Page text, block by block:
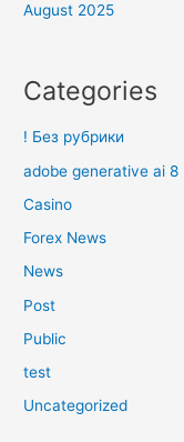
August 2025
Categories
! Без рубрики
adobe generative ai 8
Casino
Forex News
News
Post
Public
test
Uncategorized